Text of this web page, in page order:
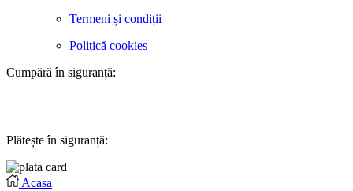
Termeni și condiții
Politică cookies
Cumpără în siguranță:
Plătește în siguranță:
Acasa